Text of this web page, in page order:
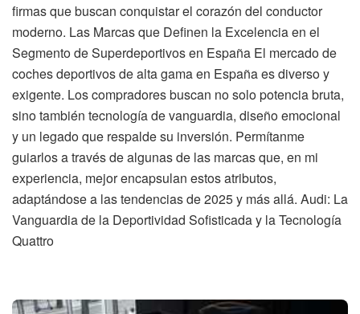
firmas que buscan conquistar el corazón del conductor
moderno. Las Marcas que Definen la Excelencia en el
Segmento de Superdeportivos en España El mercado de
coches deportivos de alta gama en España es diverso y
exigente. Los compradores buscan no solo potencia bruta,
sino también tecnología de vanguardia, diseño emocional
y un legado que respalde su inversión. Permítanme
guiarlos a través de algunas de las marcas que, en mi
experiencia, mejor encapsulan estos atributos,
adaptándose a las tendencias de 2025 y más allá. Audi: La
Vanguardia de la Deportividad Sofisticada y la Tecnología
Quattro